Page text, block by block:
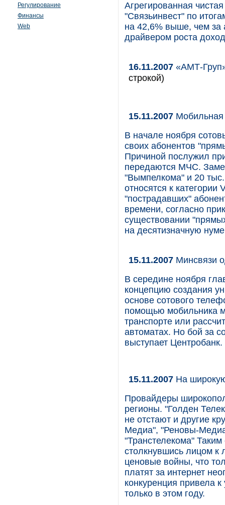
Регулирование
Финансы
Web
Агрегированная
"Связьинвест" по
на 42,6% выше, чем за
драйвером роста
16.11.2007 «АМТ-
строкой)
15.11.2007 Мобильная
В начале ноября
своих абонентов
Причиной послужил
передаются МЧС.
"Вымпелкома" и 20
относятся к категории
"пострадавших"
времени, согласно
существовании
на десятизначную
15.11.2007 Минсвязи
В середине ноября
концепцию создания
основе сотового
помощью мобильника
транспорте или
автоматах. Но бой за
выступает Центробанк.
15.11.2007 На
Провайдеры
регионы. "Голден
не отстают и другие
Медиа", "Реновы-
"Транстелекома"
столкнувшись лицом к
ценовые войны, что
платят за интернет
конкуренция привела
только в этом году.